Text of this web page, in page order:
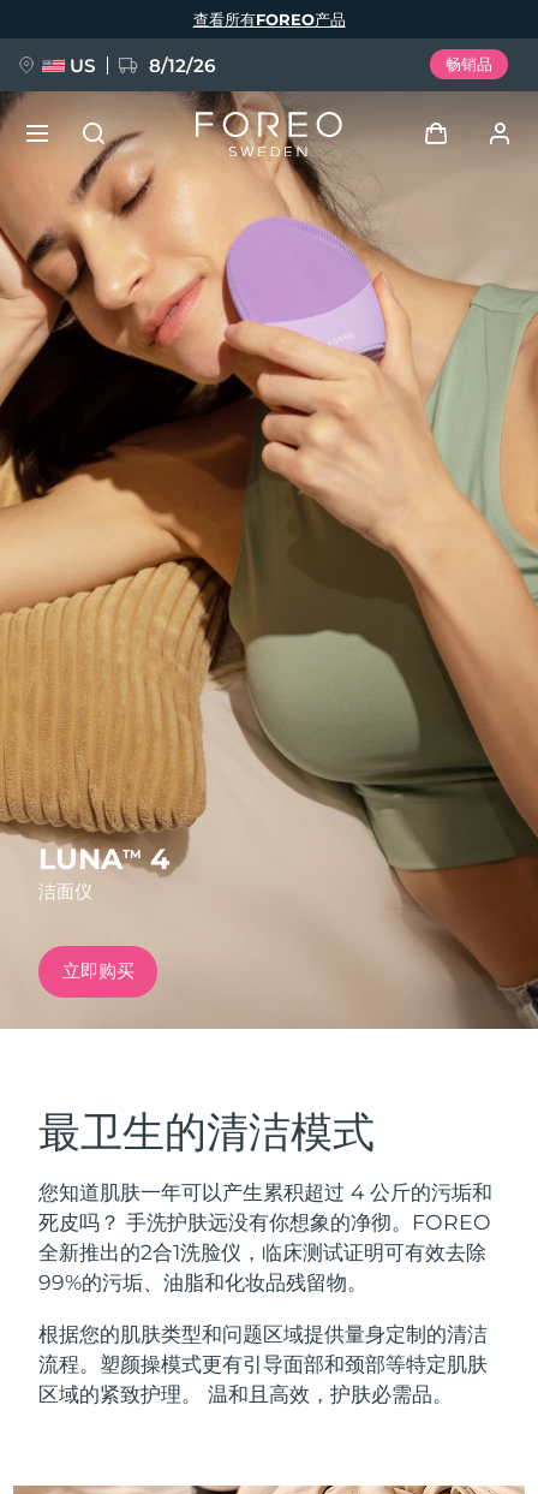
LUNATM4
洁面仪
立即购买
最卫生的清洁模式
您知道肌肤一年可以产生累积超过 4 公斤的污垢和
死皮吗？ 手洗护肤远没有你想象的净彻。FOREO
全新推出的2合1洗脸仪，临床测试证明可有效去除
99%的污垢、油脂和化妆品残留物。
根据您的肌肤类型和问题区域提供量身定制的清洁
流程。塑颜操模式更有引导面部和颈部等特定肌肤
区域的紧致护理。 温和且高效，护肤必需品。
查看所有FOREO产品
US 8/12/26 畅销品
用户信息
我的设备
我的订单
我的地址
我的订阅
新品
FAQ™ Pure Beauty-Tech Elixir
BREAKING NEWS
issa™ Teeth Whitening Set
FAQ™ Dual LED Panel
热门产品
特别优惠
红光疗法
面部清洁
LUNA™ 4 套装
Anti-aging massage
LUNA™ 4 Plus
紧致提拉
BEAR™ 2 套装
Microcurrent toning
BEAR™ 2 go
补水保湿
UFO™ 3 套装
口腔护理
issa™ 4
语言
English Deutsch
Español
Français
Italiano
Português
Svenska
Русский
Türkçe
简体中文 繁體中文
发货国家
美国 预计送达日期 12/8/26
英国 预计送达日期11/8/26
西班牙 11/8/26
澳大利亚 预计送达日期 14/8/26
法国 预计送达日期
德国 预计送达日期
加拿大 预计送达日期 15/8/26
奥地利 预计送达日期
比利时 预计送达日期11/8/26
百慕大 预计送达日期
波斯尼亚和黑塞哥维那 预计送达日期14/8/26
文莱 预计送达日期